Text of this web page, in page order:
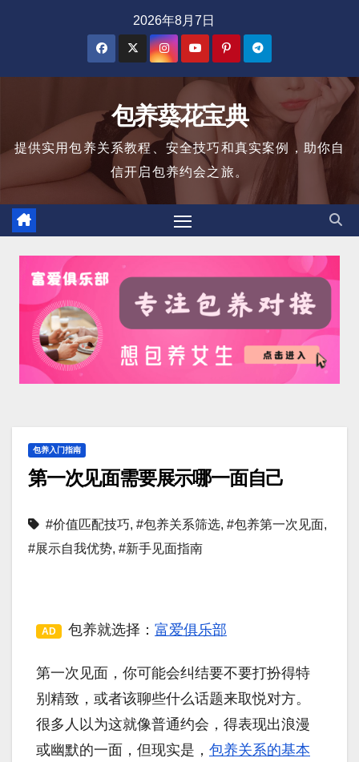
2026年8月7日
包养葵花宝典
提供实用包养关系教程、安全技巧和真实案例，助你自
信开启包养约会之旅。
包养入门指南
第一次见面需要展示哪一面自己
#价值匹配技巧, #包养关系筛选, #包养第一次见面,
#展示自我优势, #新手见面指南
AD 包养就选择： 富爱俱乐部
第一次见面，你可能会纠结要不要打扮得特
别精致，或者该聊些什么话题来取悦对方。
很多人以为这就像普通约会，得表现出浪漫
或幽默的一面，但现实是， 包养关系的基本